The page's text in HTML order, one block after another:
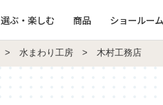
選ぶ・楽しむ 商品 ショールー
> 水まわり工房 > 木村工務店